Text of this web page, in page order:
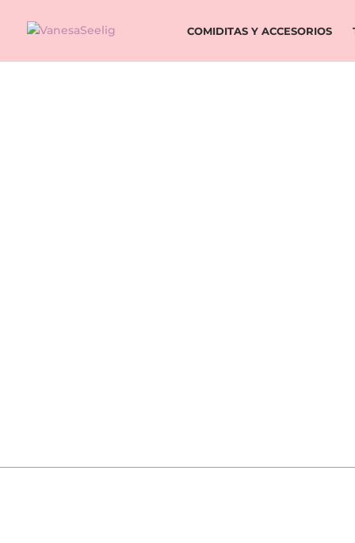
COMIDITAS Y ACCESORIOS